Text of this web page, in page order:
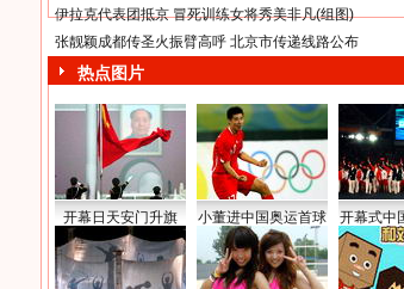
伊拉克代表团抵京 冒死训练女将秀美非凡(组图)
张靓颖成都传圣火振臂高呼 北京市传递线路公布
热点图片
开幕日天安门升旗 小董进中国奥运首球 开幕式中